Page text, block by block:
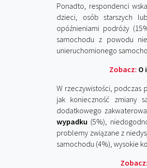
Ponadto, respondenci
dzieci, osób starszych
opóźnieniami podróży
samochodu z powodu
unieruchomionego
Zobacz: O
W rzeczywistości, podczas
jak konieczność zmiany
dodatkowego
wypadku (5%),
problemy związane z
samochodu (4%), wysokie
Zobacz: